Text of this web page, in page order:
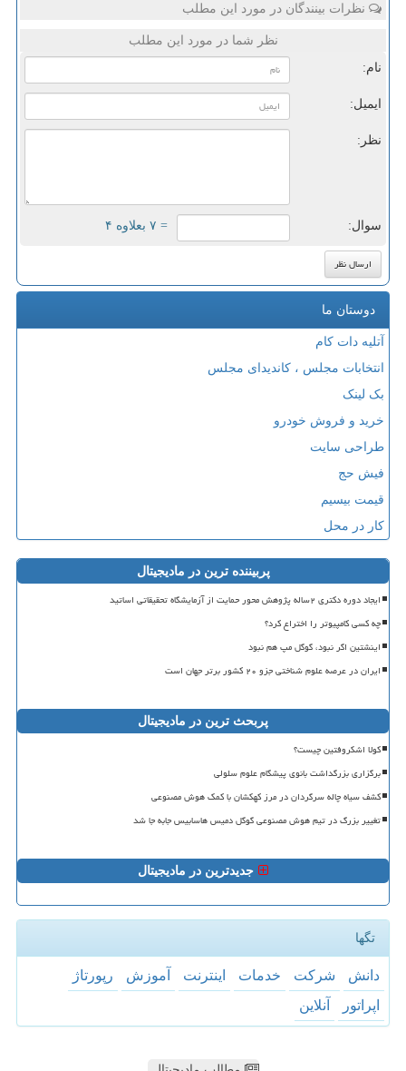
نظرات بینندگان در مورد این مطلب
نظر شما در مورد این مطلب
نام:
ایمیل:
نظر:
سوال: = ۷ بعلاوه ۴
دوستان ما
آتلیه دات کام
انتخابات مجلس ، کاندیدای مجلس
بک لینک
خرید و فروش خودرو
طراحی سایت
فیش حج
قیمت بیسیم
کار در محل
پربیننده ترین در مادیجیتال
ایجاد دوره دکتری ۲ساله پژوهش محور حمایت از آزمایشگاه تحقیقاتی اساتید
چه کسی کامپیوتر را اختراع کرد؟
اینشتین اگر نبود، گوگل مپ هم نبود
ایران در عرصه علوم شناختی جزو ۲۰ کشور برتر جهان است
پربحث ترین در مادیجیتال
کولا اشکروفتین چیست؟
برگزاری بزرگداشت بانوی پیشگام علوم سلولی
کشف سیاه چاله سرگردان در مرز کهکشان با کمک هوش مصنوعی
تغییر بزرگ در تیم هوش مصنوعی گوگل دمیس هاسابیس جابه جا شد
جدیدترین در مادیجیتال
تگها
دانش شركت خدمات اینترنت آموزش
رپورتاژ
اپراتور
آنلاین